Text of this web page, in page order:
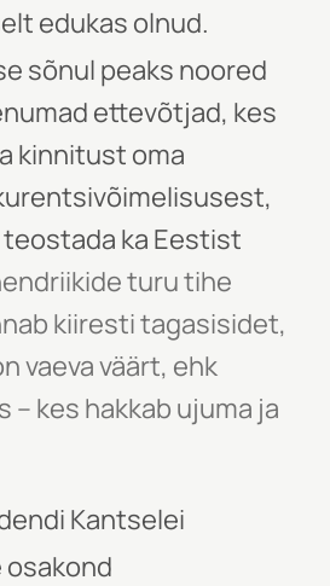
edukas olnud.
sõnul peaks noored
ettevõtjad, kes
kinnitust oma
ka Eestist
turu tihe
kiiresti tagasisidet,
vaeva väärt, ehk
kes hakkab ujuma ja
Kantselei
osakond